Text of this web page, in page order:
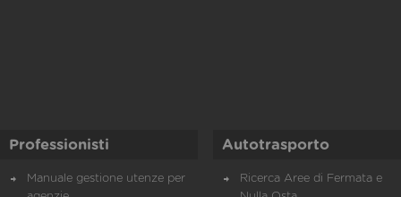
Professionisti
Manuale gestione utenze per
Autotrasporto
Ricerca Aree di Fermata e